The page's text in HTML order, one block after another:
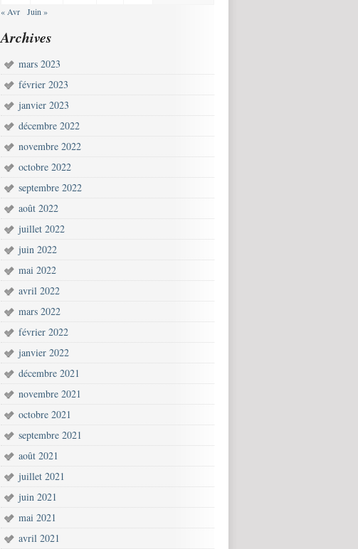
« Avr Juin »
Archives
mars 2023
février 2023
janvier 2023
décembre 2022
novembre 2022
octobre 2022
septembre 2022
août 2022
juillet 2022
juin 2022
mai 2022
avril 2022
mars 2022
février 2022
janvier 2022
décembre 2021
novembre 2021
octobre 2021
septembre 2021
août 2021
juillet 2021
juin 2021
mai 2021
avril 2021